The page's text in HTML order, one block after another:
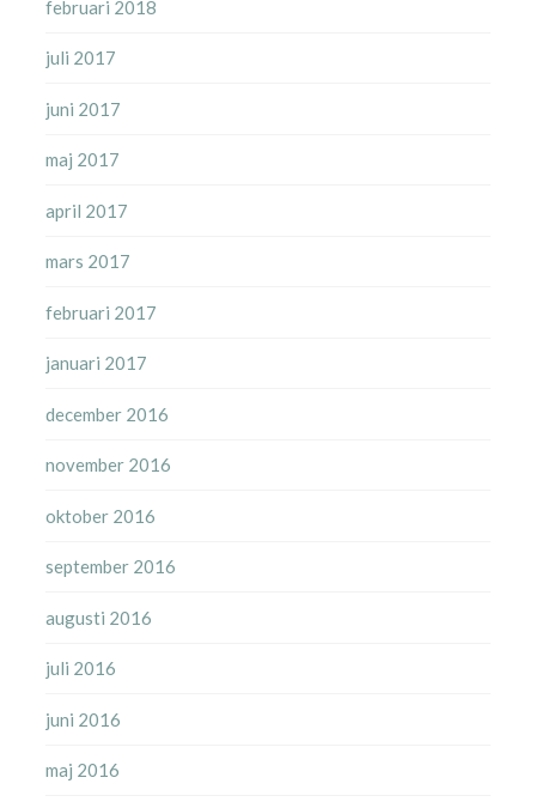
februari 2018
juli 2017
juni 2017
maj 2017
april 2017
mars 2017
februari 2017
januari 2017
december 2016
november 2016
oktober 2016
september 2016
augusti 2016
juli 2016
juni 2016
maj 2016